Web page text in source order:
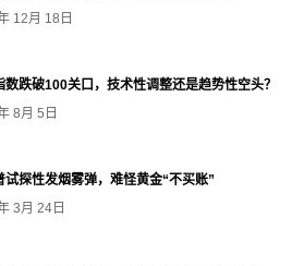
12月 18日
数跌破100关口，技术性调整还是趋势性空头？
8月 5日
试探性发烟雾弹，难怪黄金“不买账”
3月 24日